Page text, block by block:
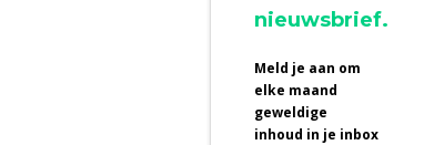
nieuwsbrief.
Meld je aan om
elke maand
geweldige
inhoud in je inbox